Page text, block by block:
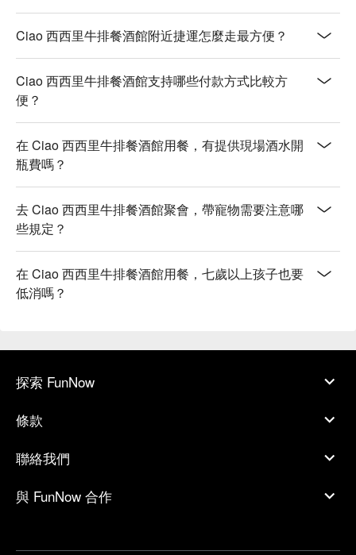
Ciao 西西里牛排餐酒館附近捷運怎麼走最方便？
Ciao 西西里牛排餐酒館支持哪些付款方式比較方
便？
在 Ciao 西西里牛排餐酒館用餐，有提供現場酒水開
瓶費嗎？
去 Ciao 西西里牛排餐酒館聚會，帶寵物需要注意哪
些規定？
在 Ciao 西西里牛排餐酒館用餐，七歲以上孩子也要
低消嗎？
探索 FunNow
條款
聯絡我們
與 FunNow 合作